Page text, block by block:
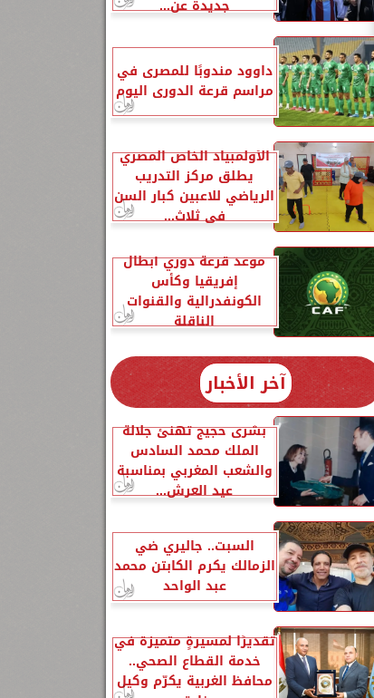
جديدة عن...
داوود مندوبًا للمصرى في
مراسم قرعة الدورى اليوم
الأولمبياد الخاص المصري
يطلق مركز التدريب
الرياضي للاعبين كبار السن
في ثلاث...
موعد قرعة دوري أبطال
إفريقيا وكأس
الكونفدرالية والقنوات
الناقلة
آخر الأخبار
بشرى حجيج تهنئ جلالة
الملك محمد السادس
والشعب المغربي بمناسبة
عيد العرش...
السبت.. جاليري ضي
الزمالك يكرم الكابتن محمد
عبد الواحد
تقديرًا لمسيرةٍ متميزة في
خدمة القطاع الصحي..
محافظ الغربية يكرّم وكيل